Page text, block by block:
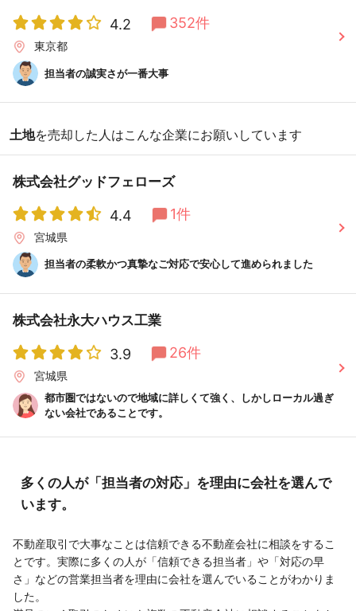
4.2 352件
東京都
担当者の誠実さが一番大事
土地を売却した人はこんな企業にお願いしています
株式会社グッドフェローズ
4.4 1件
宮城県
担当者の柔軟かつ真摯なご対応で安心して進められました
株式会社永大ハウス工業
3.9 26件
宮城県
都市圏ではないので地域に詳しくて強く、しかしローカル過ぎ
ない会社であることです。
多くの人が「担当者の対応」を理由に会社を選んで
います。
不動産取引で大事なことは信頼できる不動産会社に相談をするこ
とです。実際に多くの人が「信頼できる担当者」や「対応の早
さ」などの営業担当者を理由に会社を選んでいることがわかりま
した。